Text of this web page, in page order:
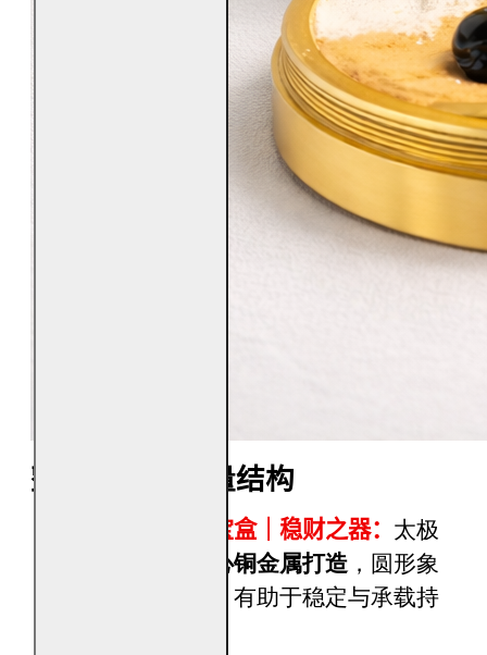
整体设计与能量结构
实心铜制圆形宝盒｜稳财之器： 太极
实心铜金属打造 ，圆形象
征圆满与循环，有助于稳定与承载持